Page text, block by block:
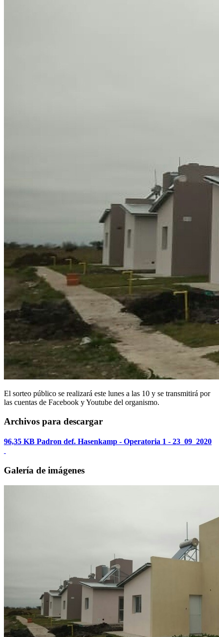
El sorteo público se realizará este lunes a las 10 y se transmitirá por
las cuentas de Facebook y Youtube del organismo.
Archivos para descargar
96,35 KB Padron def. Hasenkamp - Operatoria 1 - 23_09_2020
Galería de imágenes